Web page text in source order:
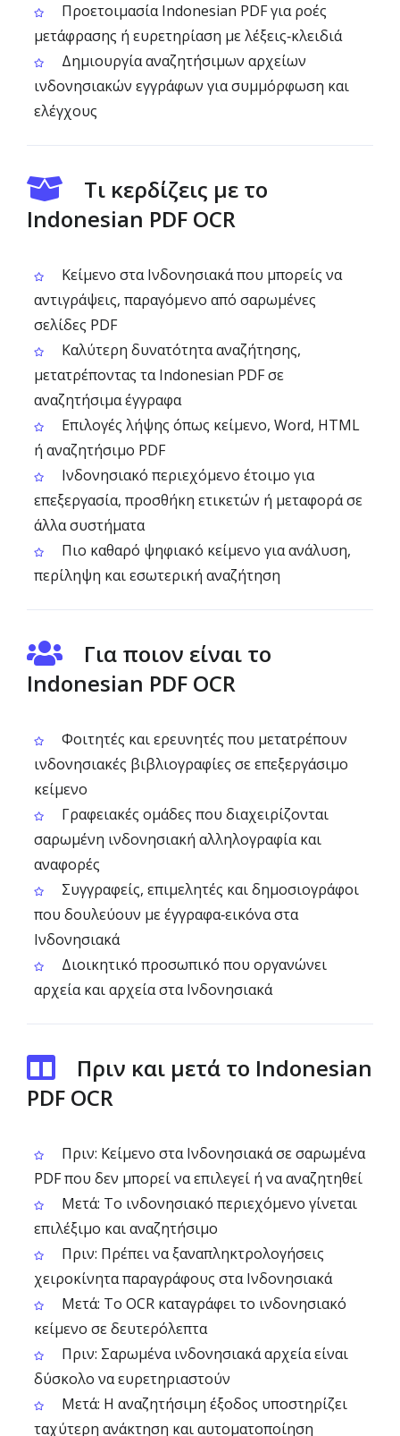
Προετοιμασία Indonesian PDF για ροές
μετάφρασης ή ευρετηρίαση με λέξεις‑κλειδιά
Δημιουργία αναζητήσιμων αρχείων
ινδονησιακών εγγράφων για συμμόρφωση και
ελέγχους
Τι κερδίζεις με το
Indonesian PDF OCR
Κείμενο στα Ινδονησιακά που μπορείς να
αντιγράψεις, παραγόμενο από σαρωμένες
σελίδες PDF
Καλύτερη δυνατότητα αναζήτησης,
μετατρέποντας τα Indonesian PDF σε
αναζητήσιμα έγγραφα
Επιλογές λήψης όπως κείμενο, Word, HTML
ή αναζητήσιμο PDF
Ινδονησιακό περιεχόμενο έτοιμο για
επεξεργασία, προσθήκη ετικετών ή μεταφορά σε
άλλα συστήματα
Πιο καθαρό ψηφιακό κείμενο για ανάλυση,
περίληψη και εσωτερική αναζήτηση
Για ποιον είναι το
Indonesian PDF OCR
Φοιτητές και ερευνητές που μετατρέπουν
ινδονησιακές βιβλιογραφίες σε επεξεργάσιμο
κείμενο
Γραφειακές ομάδες που διαχειρίζονται
σαρωμένη ινδονησιακή αλληλογραφία και
αναφορές
Συγγραφείς, επιμελητές και δημοσιογράφοι
που δουλεύουν με έγγραφα‑εικόνα στα
Ινδονησιακά
Διοικητικό προσωπικό που οργανώνει
αρχεία και αρχεία στα Ινδονησιακά
Πριν και μετά το Indonesian
PDF OCR
Πριν: Κείμενο στα Ινδονησιακά σε σαρωμένα
PDF που δεν μπορεί να επιλεγεί ή να αναζητηθεί
Μετά: Το ινδονησιακό περιεχόμενο γίνεται
επιλέξιμο και αναζητήσιμο
Πριν: Πρέπει να ξαναπληκτρολογήσεις
χειροκίνητα παραγράφους στα Ινδονησιακά
Μετά: Το OCR καταγράφει το ινδονησιακό
κείμενο σε δευτερόλεπτα
Πριν: Σαρωμένα ινδονησιακά αρχεία είναι
δύσκολο να ευρετηριαστούν
Μετά: Η αναζητήσιμη έξοδος υποστηρίζει
ταχύτερη ανάκτηση και αυτοματοποίηση